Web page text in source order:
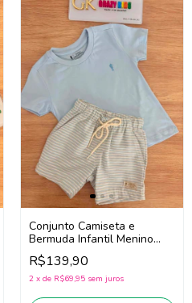
Conjunto Camiseta e
Bermuda Infantil Menino
Onda Marinha 1263074
(Azul)
R$139,90
2 x de R$69,95 sem juros